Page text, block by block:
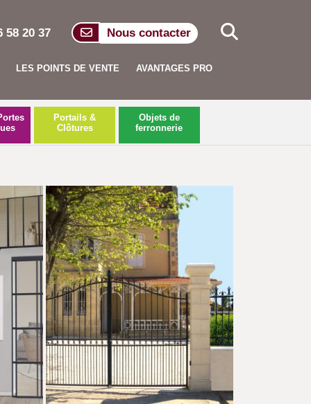
58 20 37 Nous contacter
AVANTAGES PRO
LES POINTS DE VENTE
Portails &
Clôtures
Objets de
ferronnerie